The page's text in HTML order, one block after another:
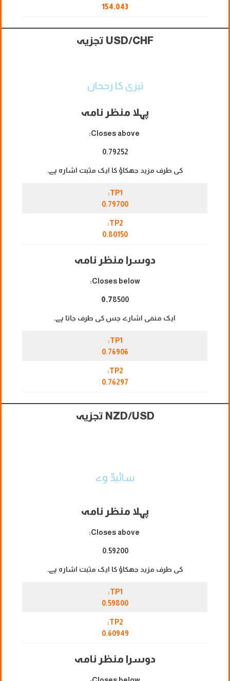
154.043
USD/CHF تجزیہ
تیزی کا رجحان
پہلا منظر نامہ
0.79252
کی طرف مزید جھکاؤ کا ایک مثبت اشارہ ہے۔
TP1:
0.79700
TP2:
0.80150
دوسرا منظر نامہ
Closes below:
0.78500
ایک منفی اشارے جس کی طرف جاتا ہے۔
TP1:
0.76906
TP2:
0.76297
NZD/USD تجزیہ
سائیڈ وے
پہلا منظر نامہ
0.59200
کی طرف مزید جھکاؤ کا ایک مثبت اشارہ ہے۔
TP1:
0.59800
TP2:
0.60949
دوسرا منظر نامہ